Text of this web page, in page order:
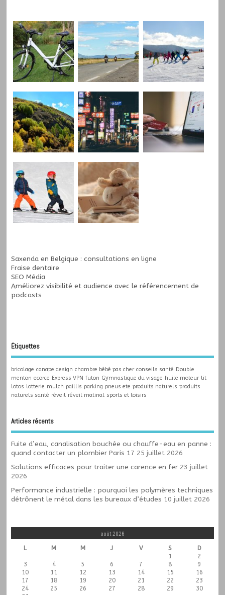
Saxenda en Belgique : consultations en ligne
Fraise dentaire
SEO Média
Améliorez visibilité et audience avec le référencement de
podcasts
Étiquettes
bricolage canape design chambre bébé pas cher conseils santé Double
menton ecorce Express VPN futon Gymnastique du visage huile moteur lit
lotos lotterie mulch paillis parking pneus ete produits naturels produits
naturels santé réveil réveil matinal sports et loisirs
Articles récents
Fuite d’eau, canalisation bouchée ou chauffe-eau en panne :
quand contacter un plombier Paris 17 25 juillet 2026
Solutions efficaces pour traiter une carence en fer 23 juillet
2026
Performance industrielle : pourquoi les polymères techniques
détrônent le métal dans les bureaux d’études 10 juillet 2026
août 2026
L M M J V S
D
1
2
3
4 5 6 7 8
9
10
11 12 13 14 15
16
17
18 19 20 21 22
23
24
25 26 27 28 29
30